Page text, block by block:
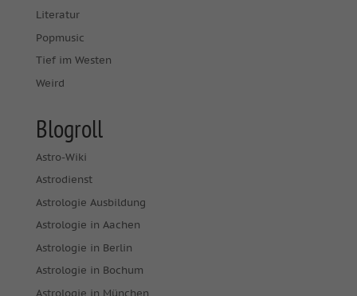
Literatur
Popmusic
Tief im Westen
Weird
Blogroll
Astro-Wiki
Astrodienst
Astrologie Ausbildung
Astrologie in Aachen
Astrologie in Berlin
Astrologie in Bochum
Astrologie in München